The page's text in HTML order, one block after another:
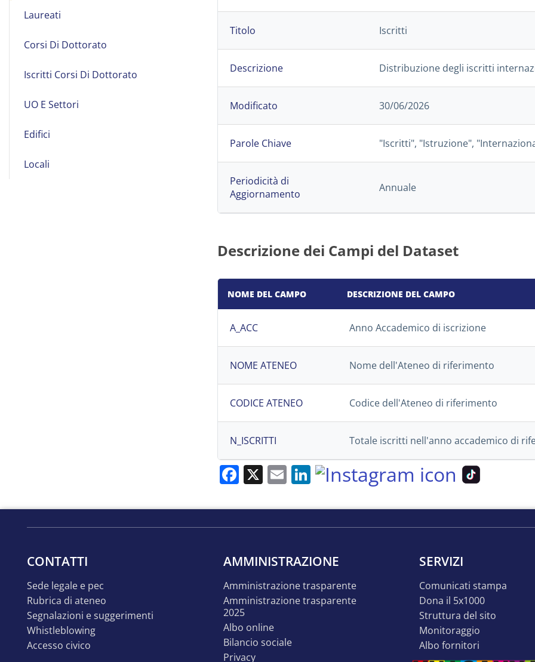
Laureati
Corsi Di Dottorato
Iscritti Corsi Di Dottorato
UO E Settori
Edifici
Locali
Titolo Iscritti
Descrizione Distribuzione degli iscritti
Modificato 30/06/2026
Parole Chiave "Iscritti", "Istruzione",
Periodicità di
Aggiornamento
Annuale
Descrizione dei Campi del Dataset
NOME DEL CAMPO DESCRIZIONE DEL CAMPO
A_ACC Anno Accademico di iscrizione
NOME ATENEO Nome dell'Ateneo di riferimento
CODICE ATENEO Codice dell'Ateneo di riferimento
N_ISCRITTI Totale iscritti nell'anno accademico di
Facebook
X EmailLinkedIn
CONTATTI
sede legale e pec
rubrica di ateneo
segnalazioni e suggerimenti
whistleblowing
accesso civico
AMMINISTRAZIONE
amministrazione trasparente
amministrazione trasparente
2025
albo online
bilancio sociale
privacy
SERVIZI
comunicati stampa
dona il 5x1000
struttura del sito
monitoraggio
albo fornitori